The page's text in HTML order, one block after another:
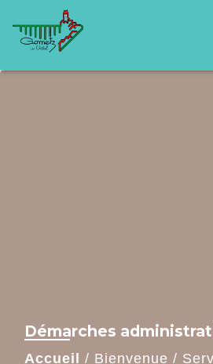
Démarches
Accueil / Bienvenue /